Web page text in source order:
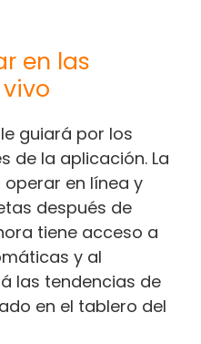
en las
guiará por los
de la aplicación. La
en línea y
después de
tiene acceso a
y al
las tendencias de
en el tablero del